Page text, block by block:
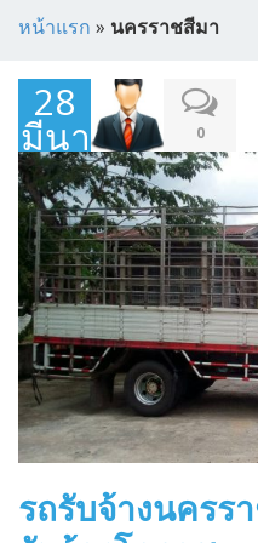
หน้าแรก » นครราชสีมา
28
มีนาคม
2015
0
รถรับจ้างนครร